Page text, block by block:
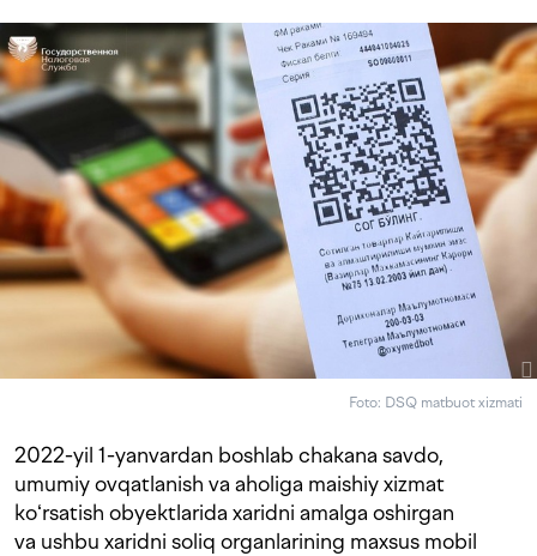
Foto: DSQ matbuot xizmati
2022-yil 1-yanvardan boshlab chakana savdo,
umumiy ovqatlanish va aholiga maishiy xizmat
koʻrsatish obyektlarida xaridni amalga oshirgan
va ushbu xaridni soliq organlarining maxsus mobil